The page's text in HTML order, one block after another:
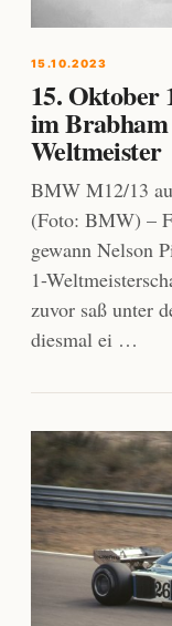
15.10.2023
15. Oktober
im
Weltmeister
BMW M12/13
(Foto: BMW) –
gewann Nelson
1-
zuvor saß unter
diesmal ei …